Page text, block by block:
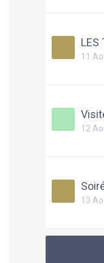
LES
11
12
13